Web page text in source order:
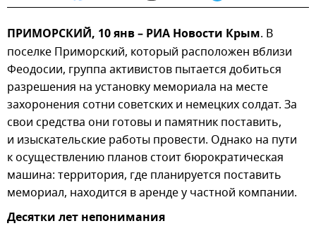
ПРИМОРСКИЙ, 10 янв – РИА Новости Крым. В
поселке Приморский, который расположен вблизи
Феодосии, группа активистов пытается добиться
разрешения на установку мемориала на месте
захоронения сотни советских и немецких солдат. За
свои средства они готовы и памятник поставить,
и изыскательские работы провести. Однако на пути
к осуществлению планов стоит бюрократическая
машина: территория, где планируется поставить
мемориал, находится в аренде у частной компании.
Десятки лет непонимания